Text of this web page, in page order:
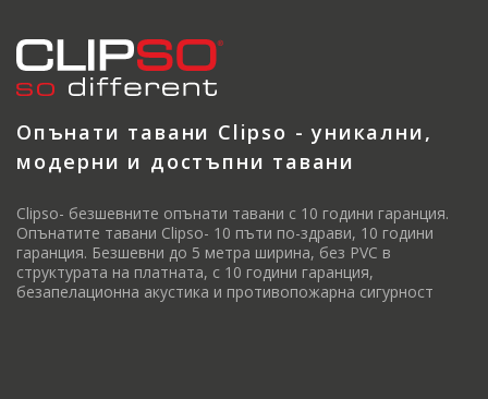
Опънати тавани Clipso - уникални,
модерни и достъпни тавани
Clipso- безшевните опънати тавани с 10 години гаранция.
Опънатите тавани Clipso- 10 пъти по-здрави, 10 години
гаранция. Безшевни до 5 метра ширина, без PVC в
структурата на платната, с 10 години гаранция,
безапелационна акустика и противопожарна сигурност